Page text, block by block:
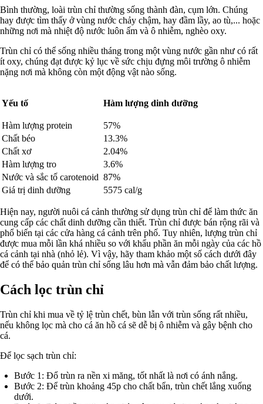
Bình thường, loài trùn chỉ thường sống thành đàn, cụm lớn. Chúng
hay được tìm thấy ở vùng nước chảy chậm, hay đầm lầy, ao tù,... hoặc
những nơi mà nhiệt độ nước luôn ấm và ô nhiễm, nghèo oxy.
Trùn chỉ có thể sống nhiều tháng trong một vùng nước gần như có rất
ít oxy, chúng đạt được kỷ lục về sức chịu đựng môi trường ô nhiễm
nặng nơi mà không còn một động vật nào sống.
Yếu tố Hàm lượng dinh dưỡng
Hàm lượng protein
57%
Chất béo
13.3%
Chất xơ
2.04%
Hàm lượng tro
3.6%
Nước và sắc tố carotenoid 87%
Giá trị dinh dưỡng
5575 cal/g
Hiện nay, người nuôi cá cảnh thường sử dụng trùn chỉ để làm thức ăn
cung cấp các chất dinh dưỡng cần thiết. Trùn chỉ được bán rộng rãi và
phổ biến tại các cửa hàng cá cảnh trên phố. Tuy nhiên, lượng trùn chỉ
được mua mỗi lần khá nhiều so với khẩu phần ăn mỗi ngày của các hồ
cá cảnh tại nhà (nhỏ lẻ). Vì vậy, hãy tham khảo một số cách dưới đây
để có thể bảo quản trùn chỉ sống lâu hơn mà vẫn đảm bảo chất lượng.
Cách lọc trùn chỉ
Trùn chỉ khi mua về tỷ lệ trùn chết, bùn lẫn với trùn sống rất nhiều,
nếu không lọc mà cho cá ăn hồ cá sẽ dễ bị ô nhiễm và gây bệnh cho
cá.
Để lọc sạch trùn chỉ:
Bước 1: Đổ trùn ra nền xi măng, tốt nhất là nơi có ánh nắng.
Bước 2: Để trùn khoảng 45p cho chất bẩn, trùn chết lắng xuống
dưới.